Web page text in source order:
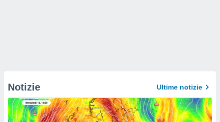
Notizie Ultime notizie